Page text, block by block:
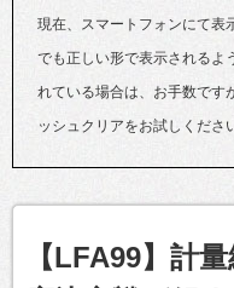
現在、スマートフォンにて表
でも正しい形で表示されるよ
れている場合は、お手数です
ッシュクリアをお試しくださ
【LFA99】計